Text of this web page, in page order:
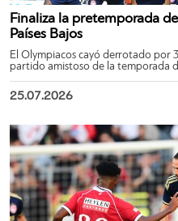
Finaliza la pretemporada
Países Bajos
El Olympiacos cayó derrotado por
partido amistoso de la temporada
25.07.2026